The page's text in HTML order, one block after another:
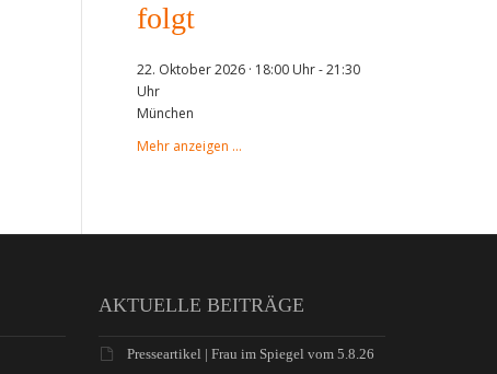
folgt
22. Oktober 2026 · 18:00 Uhr-21:30
Uhr
München
Mehr anzeigen …
AKTUELLE BEITRÄGE
Presseartikel | Frau im Spiegel vom 5.8.26